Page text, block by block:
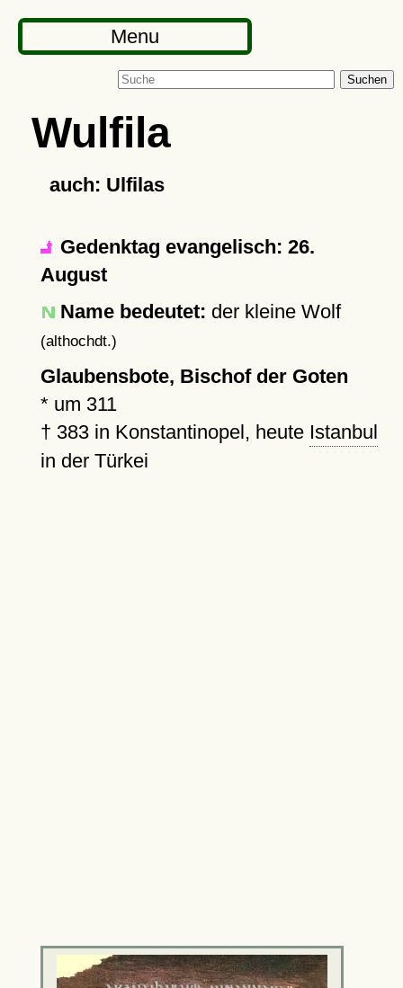
Menu
Suchen
Wulfila
auch: Ulfilas
Gedenktag evangelisch: 26.
August
Name bedeutet: der kleine Wolf
(althochdt.)
Glaubensbote, Bischof der Goten
* um 311
† 383in Konstantinopel, heute Istanbul
in der Türkei